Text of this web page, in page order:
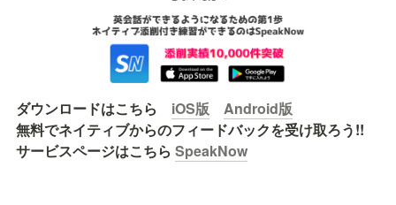
ダウンロードはこちら iOS版
Android版
無料でネイティブからのフィードバックを受け取ろう!!
サービスページはこちら SpeakNow